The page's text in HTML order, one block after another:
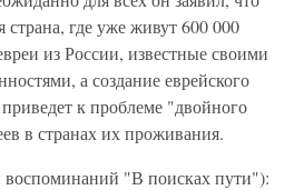
страна, где уже живут 600 000
из России, известные своими
а создание еврейского
к проблеме "двойного
в странах их проживания.
"В поисках пути"):